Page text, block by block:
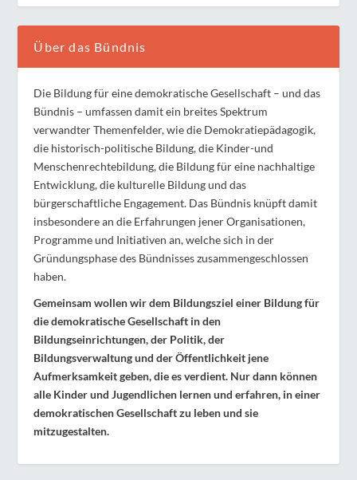
Über das Bündnis
Die Bildung für eine demokratische Gesellschaft – und das
Bündnis – umfassen damit ein breites Spektrum
verwandter Themenfelder, wie die Demokratiepädagogik,
die historisch-politische Bildung, die Kinder-und
Menschenrechtebildung, die Bildung für eine nachhaltige
Entwicklung, die kulturelle Bildung und das
bürgerschaftliche Engagement. Das Bündnis knüpft damit
insbesondere an die Erfahrungen jener Organisationen,
Programme und Initiativen an, welche sich in der
Gründungsphase des Bündnisses zusammengeschlossen
haben.
Gemeinsam wollen wir dem Bildungsziel einer Bildung für
die demokratische Gesellschaft in den
Bildungseinrichtungen, der Politik, der
Bildungsverwaltung und der Öffentlichkeit jene
Aufmerksamkeit geben, die es verdient. Nur dann können
alle Kinder und Jugendlichen lernen und erfahren, in einer
demokratischen Gesellschaft zu leben und sie
mitzugestalten.